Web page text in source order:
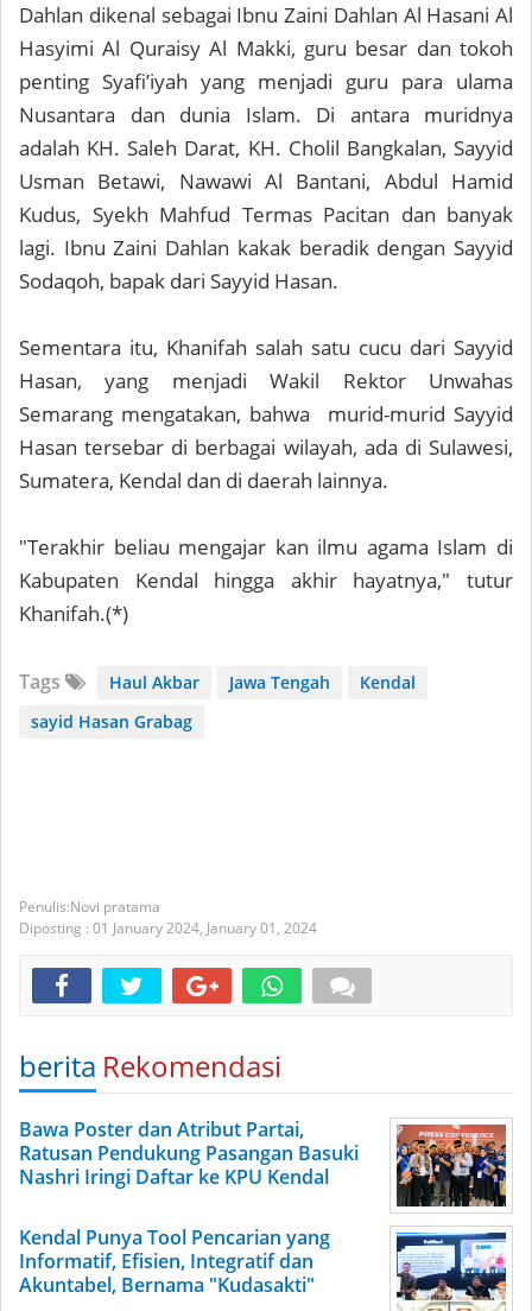
Dahlan dikenal sebagai Ibnu Zaini Dahlan Al Hasani Al
Hasyimi Al Quraisy Al Makki, guru besar dan tokoh
penting Syafi’iyah yang menjadi guru para ulama
Nusantara dan dunia Islam. Di antara muridnya
adalah KH. Saleh Darat, KH. Cholil Bangkalan, Sayyid
Usman Betawi, Nawawi Al Bantani, Abdul Hamid
Kudus, Syekh Mahfud Termas Pacitan dan banyak
lagi. Ibnu Zaini Dahlan kakak beradik dengan Sayyid
Sodaqoh, bapak dari Sayyid Hasan.
Sementara itu, Khanifah salah satu cucu dari Sayyid
Hasan, yang menjadi Wakil Rektor Unwahas
Semarang mengatakan, bahwa murid-murid Sayyid
Hasan tersebar di berbagai wilayah, ada di Sulawesi,
Sumatera, Kendal dan di daerah lainnya.
"Terakhir beliau mengajar kan ilmu agama Islam di
Kabupaten Kendal hingga akhir hayatnya," tutur
Khanifah.(*)
Tags Haul Akbar Jawa Tengah
Kendal
sayid Hasan Grabag
Novi pratama
Diposting : 01 January 2024, January 01, 2024
berita Rekomendasi
Bawa Poster dan Atribut Partai,
Ratusan Pendukung Pasangan Basuki
Nashri Iringi Daftar ke KPU Kendal
Kendal Punya Tool Pencarian yang
Informatif, Efisien, Integratif dan
Akuntabel, Bernama "Kudasakti"